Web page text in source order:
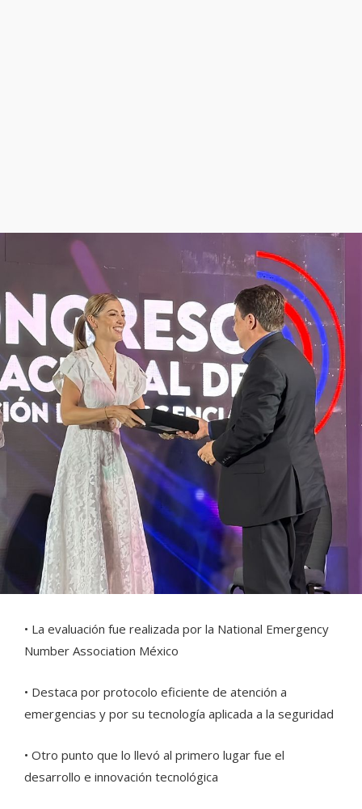
• La evaluación fue realizada por la National Emergency
Number Association México
• Destaca por protocolo eficiente de atención a
emergencias y por su tecnología aplicada a la seguridad
• Otro punto que lo llevó al primero lugar fue el
desarrollo e innovación tecnológica